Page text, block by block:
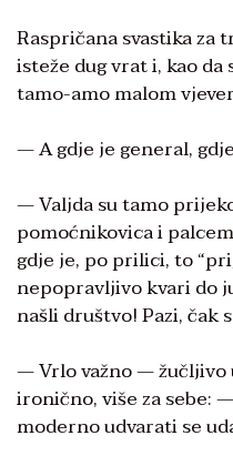
Raspričana svastika za
isteže dug vrat i, kao
tamo-amo malom
— A gdje je general,
— Valjda su tamo
pomoćnikovica i
gdje je, po prilici, to
nepopravljivo kvari do
našli društvo! Pazi, čak
— Vrlo važno —
ironično, više za sebe:
moderno udvarati se